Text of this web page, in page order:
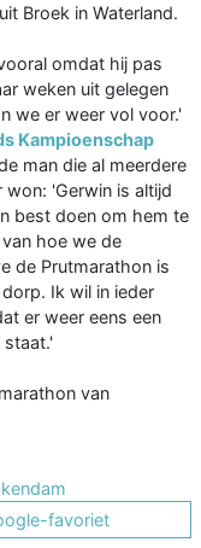
Broek in Waterland.
omdat hij pas
weken uit gelegen
we er weer vol voor.'
Kampioenschap
man die al meerdere
'Gerwin is altijd
best doen om hem te
hoe we de
de Prutmarathon is
Ik wil in ieder
er weer eens een
staat.'
van
favoriet